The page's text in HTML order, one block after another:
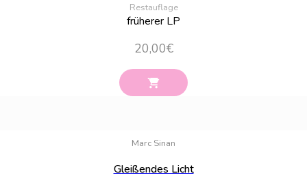
Restauflage
früherer LP
20,00€
Marc Sinan
Gleißendes Licht